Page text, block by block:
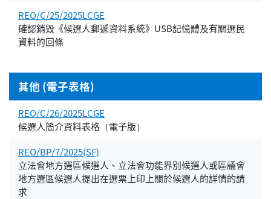
REO/C/25/2025LCGE
確認銷毀《候選人郵遞資料系統》USB記憶體及有關選民
資料的回條
其他 (電子表格)
REO/C/26/2025LCGE
候選人簡介資料表格（電子版）
REO/BP/7/2025(SF)
立法會地方選區候選人、立法會功能界別候選人或區議會
地方選區候選人提出在選票上印上關於候選人的詳情的請
求